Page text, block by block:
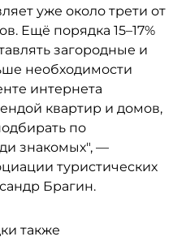
уже около трети от
Ещё порядка 15–17%
загородные и
необходимости
интернета
квартир и домов,
по
знакомых", —
туристических
Брагин.
также